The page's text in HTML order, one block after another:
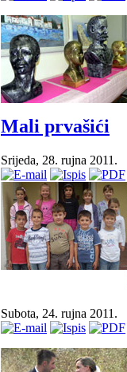
Mali prvašići
Srijeda, 28. rujna 2011.
Subota, 24. rujna 2011.